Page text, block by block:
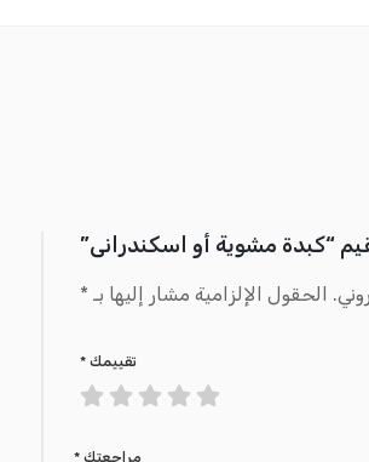
“كبدة مشوية أو اسكندرانى”
الحقول الإلزامية مشار إليها بـ *
تقييمك *
مراجعتك *